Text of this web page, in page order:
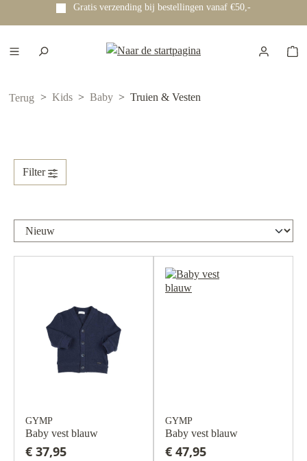
hoofdinhoud
vanaf €50,- Voor 12:00 uur besteld?
Terug Kids Baby Truien & Vesten
Filter
GYMP
Baby vest blauw
€ 37,95
GYMP
Baby vest blauw
€ 47,95